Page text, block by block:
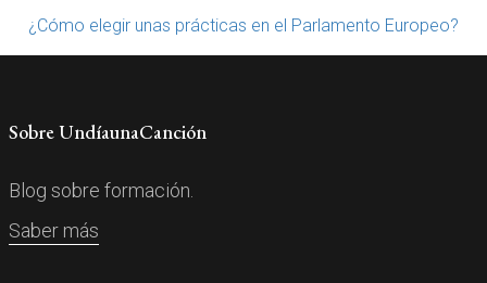
¿Cómo elegir unas prácticas en el Parlamento Europeo?
Sobre UndíaunaCanción
Blog sobre formación.
Saber más